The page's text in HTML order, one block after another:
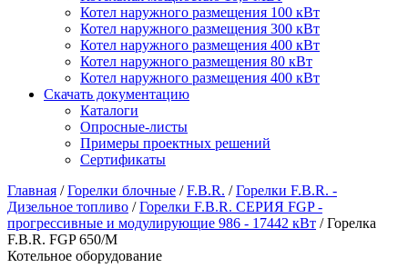
Котел наружного размещения 100 кВт
Котел наружного размещения 300 кВт
Котел наружного размещения 400 кВт
Котел наружного размещения 80 кВт
Котел наружного размещения 400 кВт
Скачать документацию
Каталоги
Опросные-листы
Примеры проектных решений
Сертификаты
Главная /Горелки блочные /F.B.R. /Горелки F.B.R. -
Дизельное топливо /Горелки F.B.R. СЕРИЯ FGP -
прогрессивные и модулирующие 986 - 17442 кВт /Горелка
F.B.R. FGP 650/M
Котельное оборудование